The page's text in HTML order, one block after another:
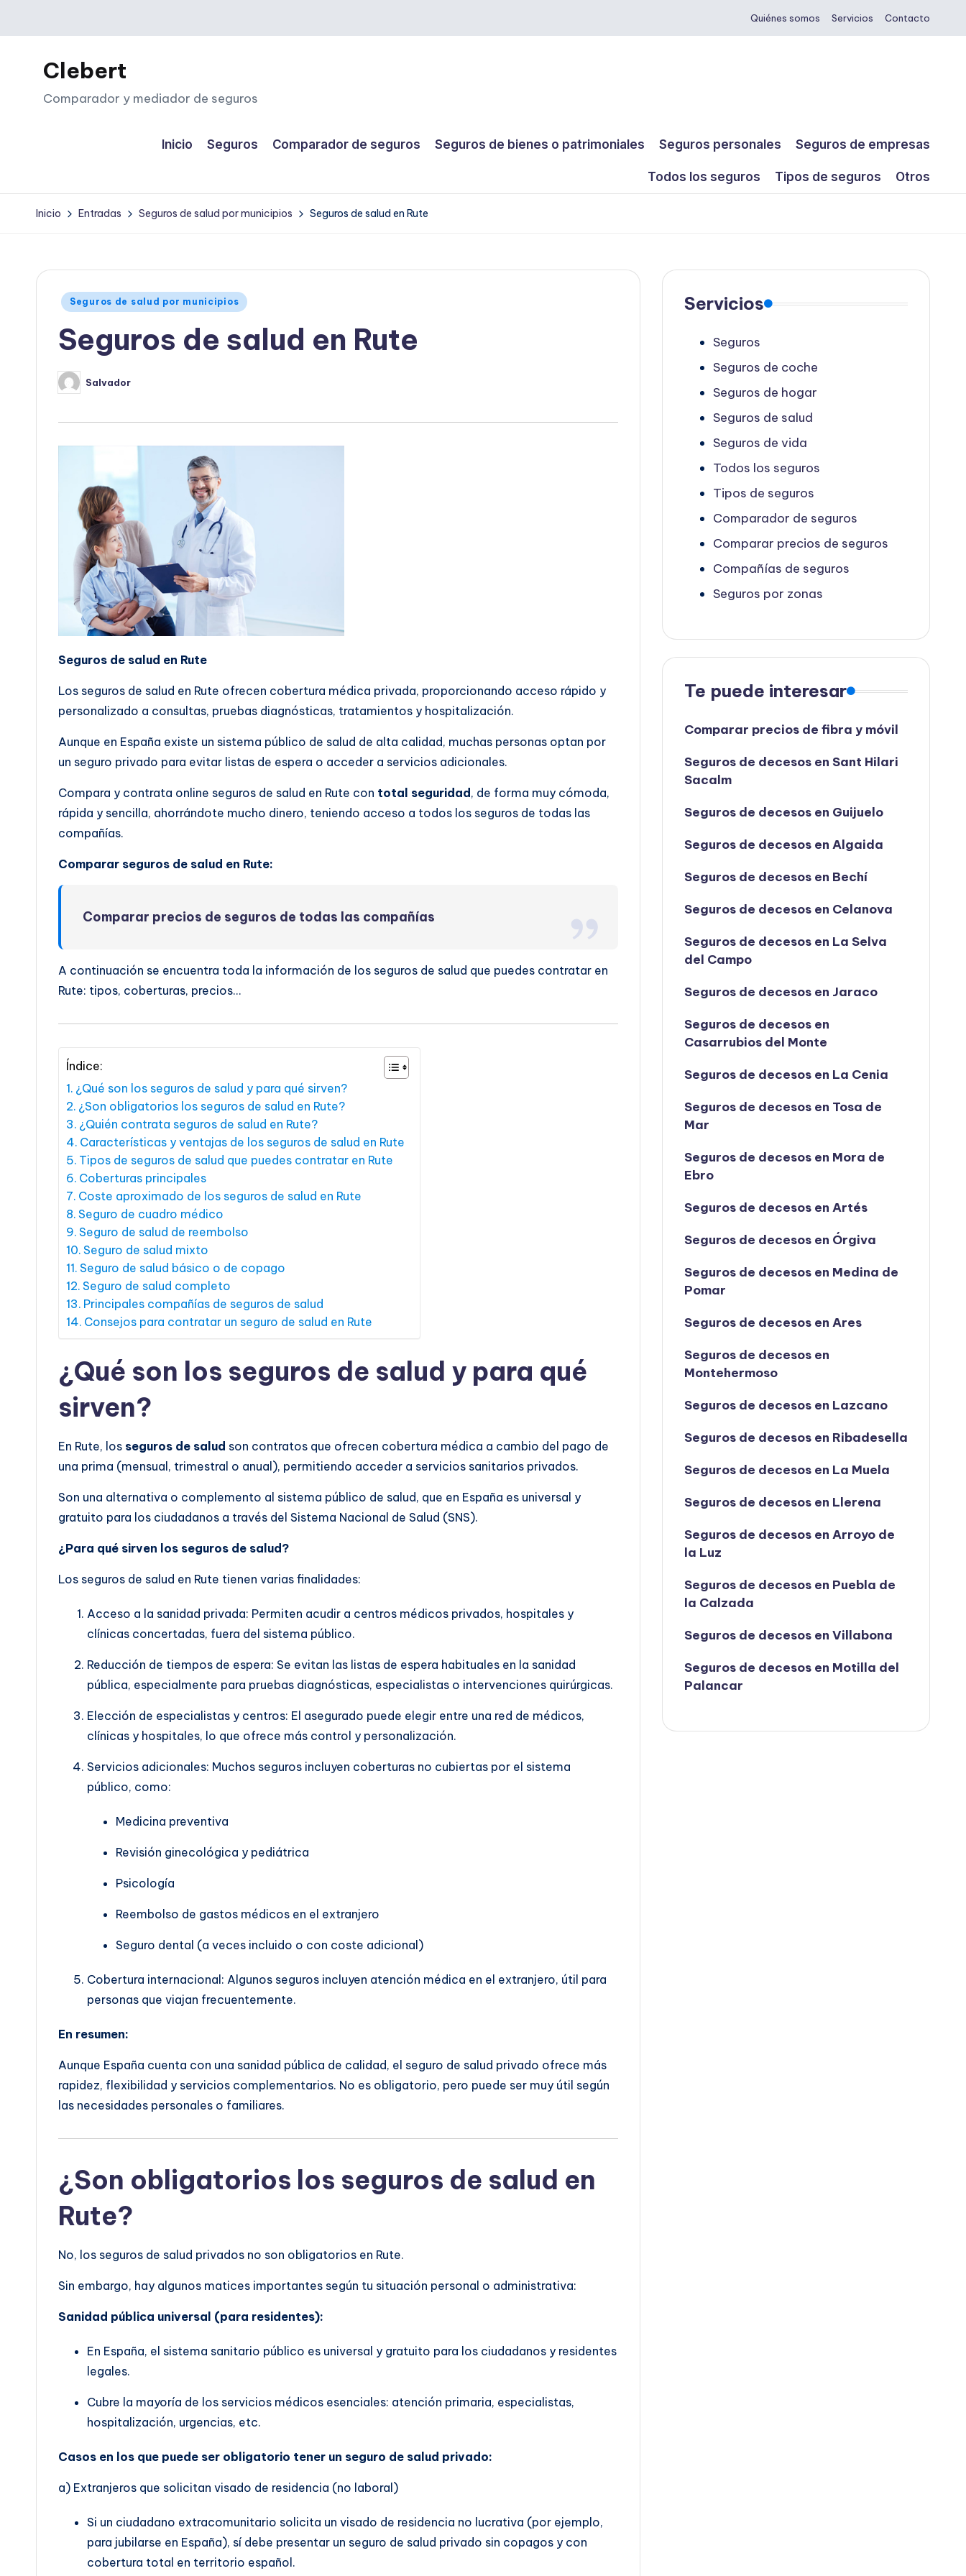
Saltar
contenido
Quiénes somos Servicios Contacto
Clebert
Comparador y mediador de seguros
Inicio Seguros Comparador de seguros Seguros de bienes o patrimoniales Seguros personales Seguros de empresas
Todos los seguros Tipos de seguros Otros
Inicio Entradas Seguros de salud por municipios Seguros de salud en Rute
Publicado
Seguros de salud por municipios
Seguros de salud en Rute
Publicado
por
Salvador
Seguros de salud en Rute
Los seguros de salud en Rute ofrecen cobertura médica privada, proporcionando acceso rápido y
personalizado a consultas, pruebas diagnósticas, tratamientos y hospitalización.
Aunque en España existe un sistema público de salud de alta calidad, muchas personas optan por
un seguro privado para evitar listas de espera o acceder a servicios adicionales.
Compara y contrata online seguros de salud en Rute con total seguridad , de forma muy cómoda,
rápida y sencilla, ahorrándote mucho dinero, teniendo acceso a todos los seguros de todas las
compañías.
Comparar seguros de salud en Rute:
Comparar precios de seguros de todas las compañías
A continuación se encuentra toda la información de los seguros de salud que puedes contratar en
Rute: tipos, coberturas, precios…
Índice:
¿Qué son los seguros de salud y para qué sirven?
¿Son obligatorios los seguros de salud en Rute?
¿Quién contrata seguros de salud en Rute?
Características y ventajas de los seguros de salud en Rute
Tipos de seguros de salud que puedes contratar en Rute
Coberturas principales
Coste aproximado de los seguros de salud en Rute
Seguro de cuadro médico
Seguro de salud de reembolso
Seguro de salud mixto
Seguro de salud básico o de copago
Seguro de salud completo
Principales compañías de seguros de salud
Consejos para contratar un seguro de salud en Rute
¿Qué son los seguros de salud y para qué
sirven?
En Rute, los seguros de salud son contratos que ofrecen cobertura médica a cambio del pago de
una prima (mensual, trimestral o anual), permitiendo acceder a servicios sanitarios privados.
Son una alternativa o complemento al sistema público de salud, que en España es universal y
gratuito para los ciudadanos a través del Sistema Nacional de Salud (SNS).
¿Para qué sirven los seguros de salud?
Los seguros de salud en Rute tienen varias finalidades:
Acceso a la sanidad privada: Permiten acudir a centros médicos privados, hospitales y
clínicas concertadas, fuera del sistema público.
Reducción de tiempos de espera: Se evitan las listas de espera habituales en la sanidad
pública, especialmente para pruebas diagnósticas, especialistas o intervenciones quirúrgicas.
Elección de especialistas y centros: El asegurado puede elegir entre una red de médicos,
clínicas y hospitales, lo que ofrece más control y personalización.
Servicios adicionales: Muchos seguros incluyen coberturas no cubiertas por el sistema
público, como:
Medicina preventiva
Revisión ginecológica y pediátrica
Psicología
Reembolso de gastos médicos en el extranjero
Seguro dental (a veces incluido o con coste adicional)
Cobertura internacional: Algunos seguros incluyen atención médica en el extranjero, útil para
personas que viajan frecuentemente.
En resumen:
Aunque España cuenta con una sanidad pública de calidad, el seguro de salud privado ofrece más
rapidez, flexibilidad y servicios complementarios. No es obligatorio, pero puede ser muy útil según
las necesidades personales o familiares.
¿Son obligatorios los seguros de salud en
Rute?
No, los seguros de salud privados no son obligatorios en Rute.
Sin embargo, hay algunos matices importantes según tu situación personal o administrativa:
Sanidad pública universal (para residentes):
En España, el sistema sanitario público es universal y gratuito para los ciudadanos y residentes
legales.
Cubre la mayoría de los servicios médicos esenciales: atención primaria, especialistas,
hospitalización, urgencias, etc.
Casos en los que puede ser obligatorio tener un seguro de salud privado:
a) Extranjeros que solicitan visado de residencia (no laboral)
Si un ciudadano extracomunitario solicita un visado de residencia no lucrativa (por ejemplo,
para jubilarse en España), sí debe presentar un seguro de salud privado sin copagos y con
cobertura total en territorio español.
Servicios
Seguros
Seguros de coche
Seguros de hogar
Seguros de salud
Seguros de vida
Todos los seguros
Tipos de seguros
Comparador de seguros
Comparar precios de seguros
Compañías de seguros
Seguros por zonas
Te puede interesar
Comparar precios de fibra y móvil
Seguros de decesos en Sant Hilari
Sacalm
Seguros de decesos en Guijuelo
Seguros de decesos en Algaida
Seguros de decesos en Bechí
Seguros de decesos en Celanova
Seguros de decesos en La Selva
del Campo
Seguros de decesos en Jaraco
Seguros de decesos en
Casarrubios del Monte
Seguros de decesos en La Cenia
Seguros de decesos en Tosa de
Mar
Seguros de decesos en Mora de
Ebro
Seguros de decesos en Artés
Seguros de decesos en Órgiva
Seguros de decesos en Medina de
Pomar
Seguros de decesos en Ares
Seguros de decesos en
Montehermoso
Seguros de decesos en Lazcano
Seguros de decesos en Ribadesella
Seguros de decesos en La Muela
Seguros de decesos en Llerena
Seguros de decesos en Arroyo de
la Luz
Seguros de decesos en Puebla de
la Calzada
Seguros de decesos en Villabona
Seguros de decesos en Motilla del
Palancar